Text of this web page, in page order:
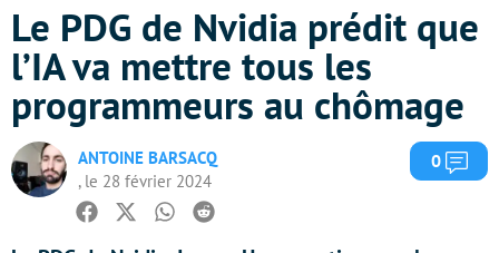
Le PDG de Nvidia prédit que
l’IA va mettre tous les
programmeurs au chômage
ANTOINE BARSACQ
, le 28 février 2024
0
Facebook
TwitterWhatsapp
Reddit